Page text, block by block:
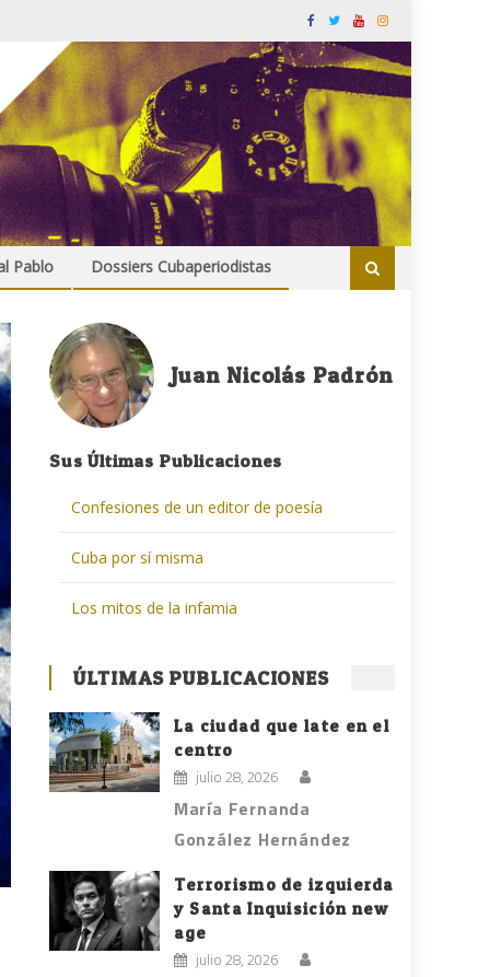
Pablo Dossiers Cubaperiodistas
Juan Nicolás Padrón
Sus Últimas Publicaciones
Confesiones de un editor de poesía
Cuba por sí misma
Los mitos de la infamia
ÚLTIMAS PUBLICACIONES
La ciudad que late en el
centro
julio 28, 2026
María Fernanda
González Hernández
Terrorismo de izquierda
y Santa Inquisición new
age
julio 28, 2026